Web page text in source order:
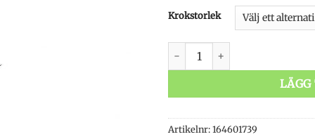
Krokstorlek
Ahrex FW 525 Super Dry BL
LÄGG
Artikelnr:164601739